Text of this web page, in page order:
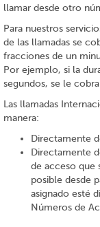
llamar desde otro
Para nuestros
de las llamadas se
fracciones de un
Por ejemplo, si la
segundos, se le
Las llamadas
manera:
Directamente
Directamente
de acceso que
posible desde
asignado esté
Números de